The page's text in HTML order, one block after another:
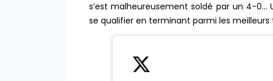
s’est malheureusement soldé par un 4-
se qualifier en terminant parmi les meilleurs